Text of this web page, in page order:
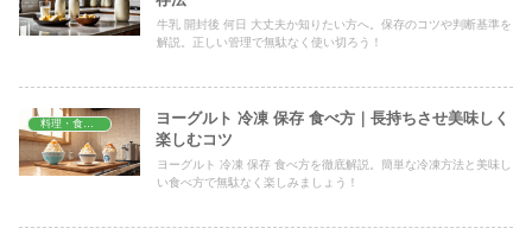
牛乳 開封後 何日 大丈夫か知りたい方へ。保存のコツや判断基準を
解説。正しい管理で無駄なく使い切ろう！
料理・食材保存
ヨーグルト 冷凍 保存 食べ方｜長持ちさせ美味しく
楽しむコツ
ヨーグルト 冷凍 保存 食べ方を徹底解説。簡単な冷凍方法と美味し
い食べ方で無駄なく楽しみましょう！